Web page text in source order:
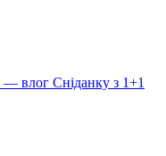
— влог Сніданку з 1+1